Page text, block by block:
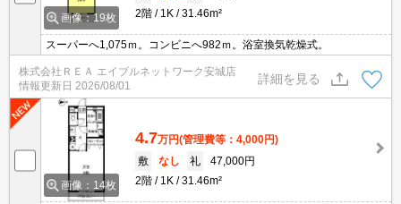
画像：19枚
2階
1K 31.46m²
スーパーへ1,075ｍ。コンビニへ982ｍ。浴室換気乾燥式。
株式会社ＲＥＡ エイブルネットワーク安城店
情報更新日 2026/08/01
詳細を見る
画像：14枚
4.7万円(管理費等：4,000円)
敷
なし 礼
47,000円
2階
1K 31.46m²